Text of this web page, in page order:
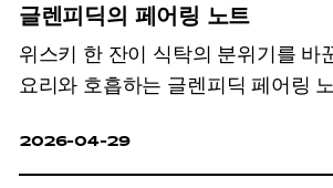
글렌피딕의 페어링 노트
위스키 한 잔이 식탁의 분위기를 바
요리와 호흡하는 글렌피딕 페어링
2026-04-29